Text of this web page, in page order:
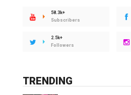
58.3k+
Subscribers
2.5k+
Followers
TRENDING